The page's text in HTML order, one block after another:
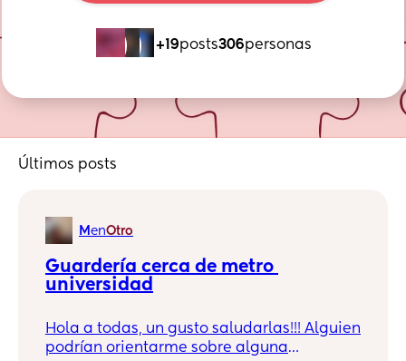
+19posts306personas
Últimos posts
M enOtro
Guardería cerca de metro
universidad
Hola a todas, un gusto saludarlas!!! Alguien
podrían orientarme sobre alguna